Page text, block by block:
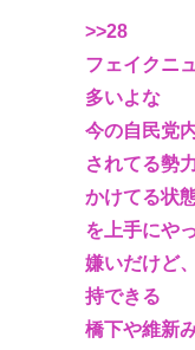
>>28
フェイクニ
多いよな
今の自民党
されてる勢
かけてる状
を上手にや
嫌いだけど
持できる
橋下や維新